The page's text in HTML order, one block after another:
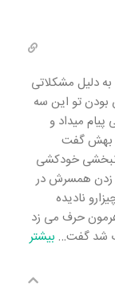
دلیل مشکلاتی
بودن تو این سه
میداد و
بهش گفت
خودکشی
زدن همسرش در
نادیده
حرف می زد
شد گفت… بیشتر